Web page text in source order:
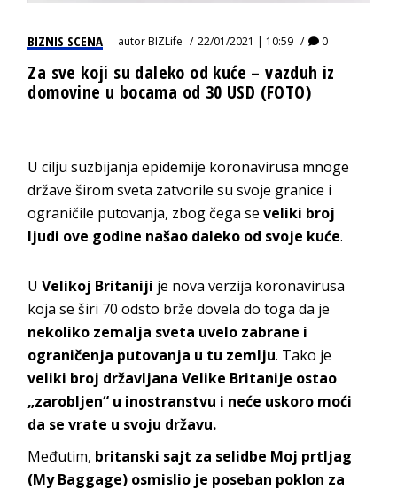
BIZNIS SCENA autorBIZLife 22/01/2021 | 10:59 0
Za sve koji su daleko od kuće – vazduh iz
domovine u bocama od 30 USD (FOTO)
U cilju suzbijanja epidemije koronavirusa mnoge
države širom sveta zatvorile su svoje granice i
ograničile putovanja, zbog čega seveliki broj
ljudi ove godine našao daleko od svoje kuće.
UVelikoj Britaniji je nova verzija koronavirusa
koja se širi 70 odsto brže dovela do toga da je
nekoliko zemalja sveta uvelo zabrane i
ograničenja putovanja u tu zemlju. Tako je
veliki broj državljana Velike Britanije ostao
„zarobljen“ u inostranstvu i neće uskoro moći
da se vrate u svoju državu.
Međutim, britanski sajt za selidbe Moj prtljag
(My Baggage) osmislio je poseban poklon za